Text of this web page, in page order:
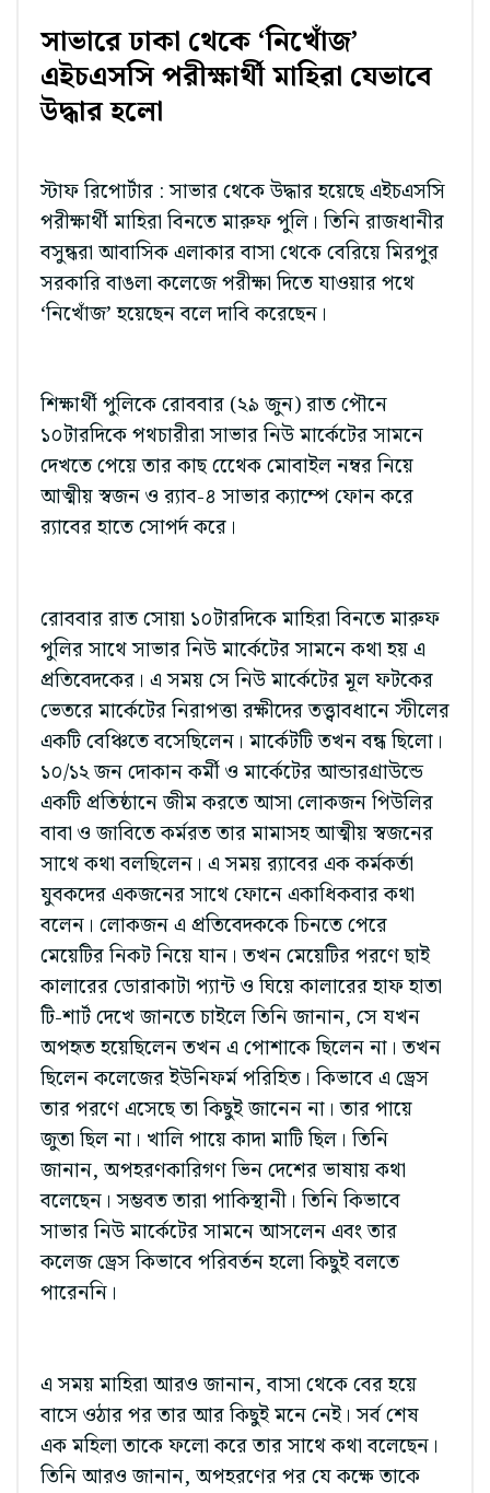
সাভারে ঢাকা থেকে ‘নিখোঁজ’
এইচএসসি পরীক্ষার্থী মাহিরা যেভাবে
উদ্ধার হলো
স্টাফ রিপোর্টার : সাভার থেকে উদ্ধার হয়েছে এইচএসসি
পরীক্ষার্থী মাহিরা বিনতে মারুফ পুলি। তিনি রাজধানীর
বসুন্ধরা আবাসিক এলাকার বাসা থেকে বেরিয়ে মিরপুর
সরকারি বাঙলা কলেজে পরীক্ষা দিতে যাওয়ার পথে
‘নিখোঁজ’ হয়েছেন বলে দাবি করেছেন।
শিক্ষার্থী পুলিকে রোববার (২৯ জুন) রাত পৌনে
১০টারদিকে পথচারীরা সাভার নিউ মার্কেটের সামনে
দেখতে পেয়ে তার কাছ থেেেক মোবাইল নম্বর নিয়ে
আত্মীয় স্বজন ও র‌্যাব-৪ সাভার ক্যাম্পে ফোন করে
র‌্যাবের হাতে সোপর্দ করে।
রোববার রাত সোয়া ১০টারদিকে মাহিরা বিনতে মারুফ
পুলির সাথে সাভার নিউ মার্কেটের সামনে কথা হয় এ
প্রতিবেদকের। এ সময় সে নিউ মার্কেটের মূল ফটকের
ভেতরে মার্কেটের নিরাপত্তা রক্ষীদের তত্ত্বাবধানে স্টীলের
একটি বেঞ্চিতে বসেছিলেন। মার্কেটটি তখন বন্ধ ছিলো।
১০/১২ জন দোকান কর্মী ও মার্কেটের আন্ডারগ্রাউন্ডে
একটি প্রতিষ্ঠানে জীম করতে আসা লোকজন পিউলির
বাবা ও জাবিতে কর্মরত তার মামাসহ আত্মীয় স্বজনের
সাথে কথা বলছিলেন। এ সময় র‌্যাবের এক কর্মকর্তা
যুবকদের একজনের সাথে ফোনে একাধিকবার কথা
বলেন। লোকজন এ প্রতিবেদককে চিনতে পেরে
মেয়েটির নিকট নিয়ে যান। তখন মেয়েটির পরণে ছাই
কালারের ডোরাকাটা প্যান্ট ও ঘিয়ে কালারের হাফ হাতা
টি-শার্ট দেখে জানতে চাইলে তিনি জানান, সে যখন
অপহৃত হয়েছিলেন তখন এ পোশাকে ছিলেন না। তখন
ছিলেন কলেজের ইউনিফর্ম পরিহিত। কিভাবে এ ড্রেস
তার পরণে এসেছে তা কিছুই জানেন না। তার পায়ে
জুতা ছিল না। খালি পায়ে কাদা মাটি ছিল। তিনি
জানান, অপহরণকারিগণ ভিন দেশের ভাষায় কথা
বলেছেন। সম্ভবত তারা পাকিস্থানী। তিনি কিভাবে
সাভার নিউ মার্কেটের সামনে আসলেন এবং তার
কলেজ ড্রেস কিভাবে পরিবর্তন হলো কিছুই বলতে
পারেননি।
এ সময় মাহিরা আরও জানান, বাসা থেকে বের হয়ে
বাসে ওঠার পর তার আর কিছুই মনে নেই। সর্ব শেষ
এক মহিলা তাকে ফলো করে তার সাথে কথা বলেছেন।
তিনি আরও জানান, অপহরণের পর যে কক্ষে তাকে